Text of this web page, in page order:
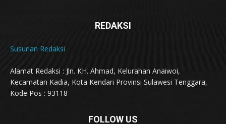
REDAKSI
Susunan Redaksi
Alamat Redaksi : Jln. KH. Ahmad, Kelurahan Anaiwoi,
Kecamatan Kadia, Kota Kendari Provinsi Sulawesi Tenggara,
Kode Pos : 93118
FOLLOW US